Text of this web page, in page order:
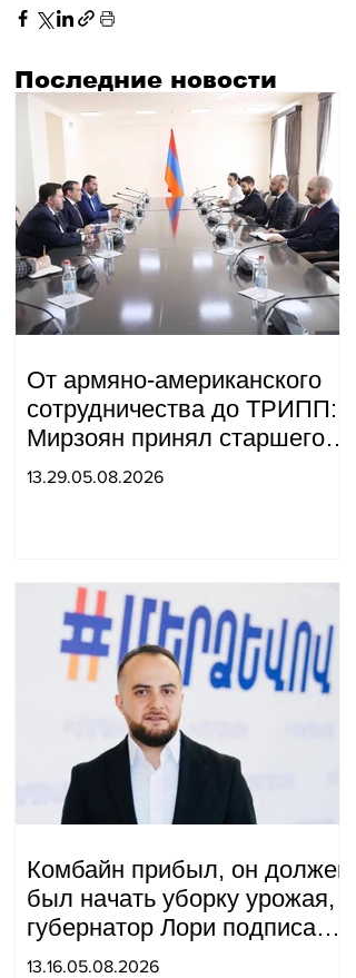
Последние новости
От армяно-американского
сотрудничества до ТРИПП:
Мирзоян принял старшего
советника специального
13.29.05.08.2026
Комбайн прибыл, он должен
был начать уборку урожая,
губернатор Лори подписал
постановление о запрете
13.16.05.08.2026